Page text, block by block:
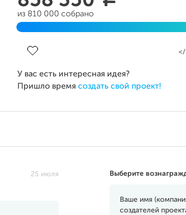
из 810 000 собрано
У вас есть интересная идея?
Пришло время создать свой проект!
Выберите
Ваше имя
создателей
25 июля